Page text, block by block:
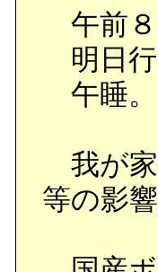
午前８
明日行
午睡。
我が家
等の影